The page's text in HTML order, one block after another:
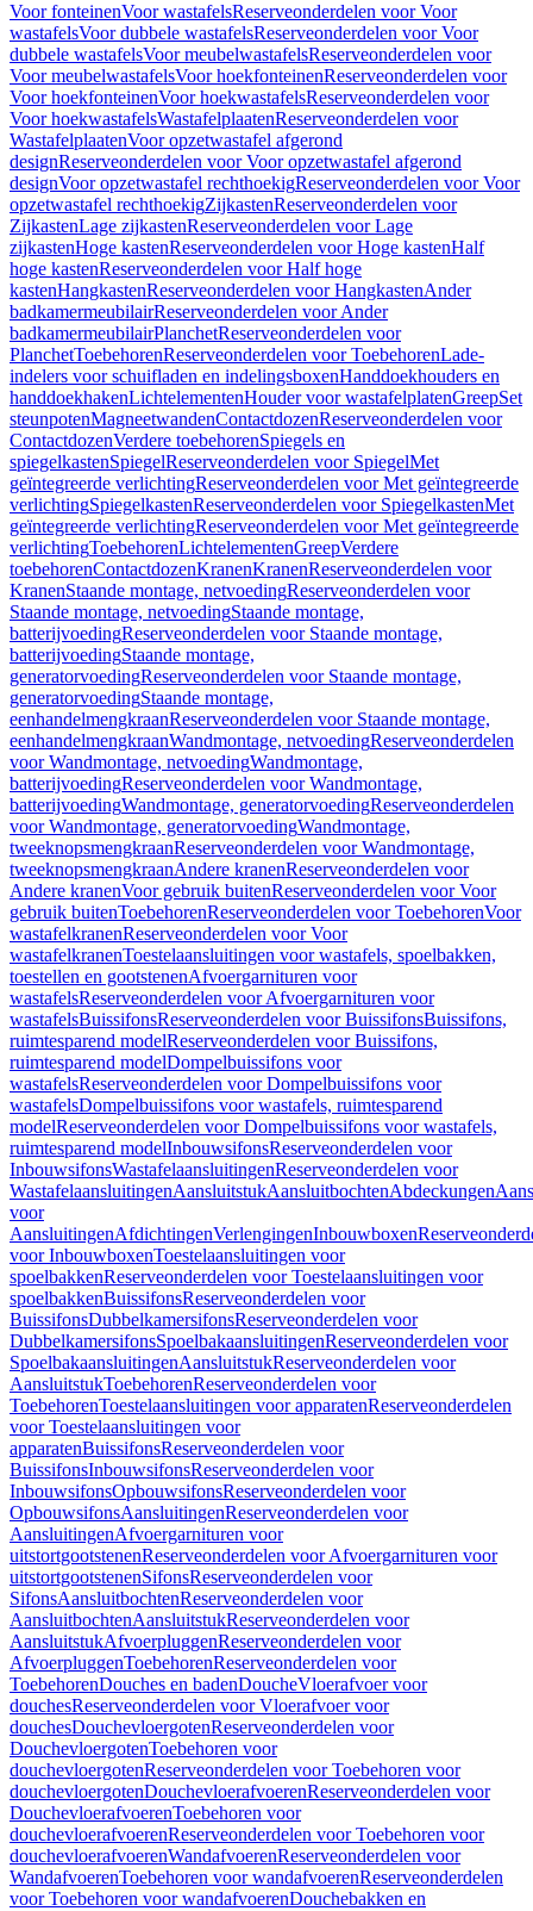
Voor fonteinenVoor wastafelsReserveonderdelen voor Voor
wastafelsVoor dubbele wastafelsReserveonderdelen voor Voor
dubbele wastafelsVoor meubelwastafelsReserveonderdelen voor
Voor meubelwastafelsVoor hoekfonteinenReserveonderdelen voor
Voor hoekfonteinenVoor hoekwastafelsReserveonderdelen voor
Voor hoekwastafelsWastafelplaatenReserveonderdelen voor
WastafelplaatenVoor opzetwastafel afgerond
designReserveonderdelen voor Voor opzetwastafel afgerond
designVoor opzetwastafel rechthoekigReserveonderdelen voor Voor
opzetwastafel rechthoekigZijkastenReserveonderdelen voor
ZijkastenLage zijkastenReserveonderdelen voor Lage
zijkastenHoge kastenReserveonderdelen voor Hoge kastenHalf
hoge kastenReserveonderdelen voor Half hoge
kastenHangkastenReserveonderdelen voor HangkastenAnder
badkamermeubilairReserveonderdelen voor Ander
badkamermeubilairPlanchetReserveonderdelen voor
PlanchetToebehorenReserveonderdelen voor ToebehorenLade-
indelers voor schuifladen en indelingsboxenHanddoekhouders en
handdoekhakenLichtelementenHouder voor wastafelplatenGreepSet
steunpotenMagneetwandenContactdozenReserveonderdelen voor
ContactdozenVerdere toebehorenSpiegels en
spiegelkastenSpiegelReserveonderdelen voor SpiegelMet
geïntegreerde verlichtingReserveonderdelen voor Met geïntegreerde
verlichtingSpiegelkastenReserveonderdelen voor SpiegelkastenMet
geïntegreerde verlichtingReserveonderdelen voor Met geïntegreerde
verlichtingToebehorenLichtelementenGreepVerdere
toebehorenContactdozenKranenKranenReserveonderdelen voor
KranenStaande montage, netvoedingReserveonderdelen voor
Staande montage, netvoedingStaande montage,
batterijvoedingReserveonderdelen voor Staande montage,
batterijvoedingStaande montage,
generatorvoedingReserveonderdelen voor Staande montage,
generatorvoedingStaande montage,
eenhandelmengkraanReserveonderdelen voor Staande montage,
eenhandelmengkraanWandmontage, netvoedingReserveonderdelen
voor Wandmontage, netvoedingWandmontage,
batterijvoedingReserveonderdelen voor Wandmontage,
batterijvoedingWandmontage, generatorvoedingReserveonderdelen
voor Wandmontage, generatorvoedingWandmontage,
tweeknopsmengkraanReserveonderdelen voor Wandmontage,
tweeknopsmengkraanAndere kranenReserveonderdelen voor
Andere kranenVoor gebruik buitenReserveonderdelen voor Voor
gebruik buitenToebehorenReserveonderdelen voor ToebehorenVoor
wastafelkranenReserveonderdelen voor Voor
wastafelkranenToestelaansluitingen voor wastafels, spoelbakken,
toestellen en gootstenenAfvoergarnituren voor
wastafelsReserveonderdelen voor Afvoergarnituren voor
wastafelsBuissifonsReserveonderdelen voor BuissifonsBuissifons,
ruimtesparend modelReserveonderdelen voor Buissifons,
ruimtesparend modelDompelbuissifons voor
wastafelsReserveonderdelen voor Dompelbuissifons voor
wastafelsDompelbuissifons voor wastafels, ruimtesparend
modelReserveonderdelen voor Dompelbuissifons voor wastafels,
ruimtesparend modelInbouwsifonsReserveonderdelen voor
InbouwsifonsWastafelaansluitingenReserveonderdelen voor
WastafelaansluitingenAansluitstukAansluitbochtenAbdeckungen
voor
AansluitingenAfdichtingenVerlengingenInbouwboxen
voor InbouwboxenToestelaansluitingen voor
spoelbakkenReserveonderdelen voor Toestelaansluitingen voor
spoelbakkenBuissifonsReserveonderdelen voor
BuissifonsDubbelkamersifonsReserveonderdelen voor
DubbelkamersifonsSpoelbakaansluitingenReserveonderdelen voor
SpoelbakaansluitingenAansluitstukReserveonderdelen voor
AansluitstukToebehorenReserveonderdelen voor
ToebehorenToestelaansluitingen voor apparatenReserveonderdelen
voor Toestelaansluitingen voor
apparatenBuissifonsReserveonderdelen voor
BuissifonsInbouwsifonsReserveonderdelen voor
InbouwsifonsOpbouwsifonsReserveonderdelen voor
OpbouwsifonsAansluitingenReserveonderdelen voor
AansluitingenAfvoergarnituren voor
uitstortgootstenenReserveonderdelen voor Afvoergarnituren voor
uitstortgootstenenSifonsReserveonderdelen voor
SifonsAansluitbochtenReserveonderdelen voor
AansluitbochtenAansluitstukReserveonderdelen voor
AansluitstukAfvoerpluggenReserveonderdelen voor
AfvoerpluggenToebehorenReserveonderdelen voor
ToebehorenDouches en badenDoucheVloerafvoer voor
douchesReserveonderdelen voor Vloerafvoer voor
douchesDouchevloergotenReserveonderdelen voor
DouchevloergotenToebehoren voor
douchevloergotenReserveonderdelen voor Toebehoren voor
douchevloergotenDouchevloerafvoerenReserveonderdelen voor
DouchevloerafvoerenToebehoren voor
douchevloerafvoerenReserveonderdelen voor Toebehoren voor
douchevloerafvoerenWandafvoerenReserveonderdelen voor
WandafvoerenToebehoren voor wandafvoerenReserveonderdelen
voor Toebehoren voor wandafvoerenDouchebakken en